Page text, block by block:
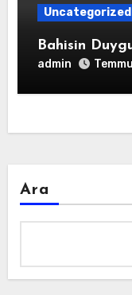
Uncategorized
Bahisin
admin
Ara